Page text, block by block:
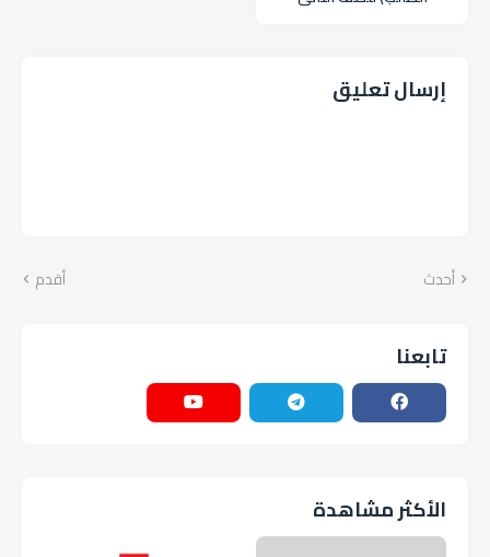
إرسال تعليق
أحدث أقدم
تابعنا
الأكثر مشاهدة